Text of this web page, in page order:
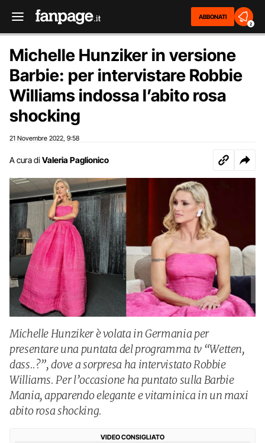
ABBONATI
2
Michelle Hunziker in versione
Barbie: per intervistare Robbie
Williams indossa l’abito rosa
shocking
21 Novembre 2022 9:58
A cura di Valeria Paglionico
Michelle Hunziker è volata in Germania per
presentare una puntata del programma tv “Wetten,
dass..?”, dove a sorpresa ha intervistato Robbie
Williams. Per l’occasione ha puntato sulla Barbie
Mania, apparendo elegante e vitaminica in un maxi
abito rosa shocking.
VIDEO CONSIGLIATO